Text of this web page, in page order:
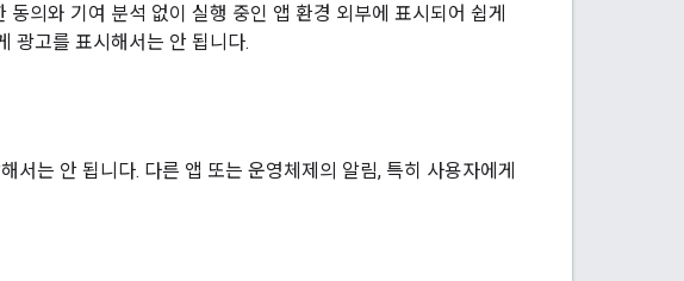
의와 기여 분석 없이 실행 중인 앱 환경 외부에 표시되어 쉽게
광고를 표시해서는 안 됩니다.
서는 안 됩니다. 다른 앱 또는 운영체제의 알림, 특히 사용자에게